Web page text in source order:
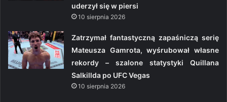
uderzył się w piersi
10 sierpnia 2026
Zatrzymał fantastyczną zapaśniczą serię
Mateusza Gamrota, wyśrubował własne
rekordy – szalone statystyki Quillana
Salkillda po UFC Vegas
10 sierpnia 2026